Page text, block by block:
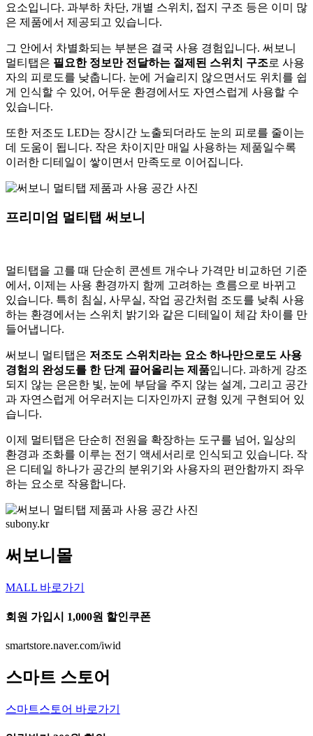
요소입니다. 과부하 차단, 개별 스위치, 접지 구조 등은 이미 많
은 제품에서 제공되고 있습니다.
그 안에서 차별화되는 부분은 결국 사용 경험입니다. 써보니
멀티탭은 필요한 정보만 전달하는 절제된 스위치 구조로 사용
자의 피로도를 낮춥니다. 눈에 거슬리지 않으면서도 위치를 쉽
게 인식할 수 있어, 어두운 환경에서도 자연스럽게 사용할 수
있습니다.
또한 저조도 LED는 장시간 노출되더라도 눈의 피로를 줄이는
데 도움이 됩니다. 작은 차이지만 매일 사용하는 제품일수록
이러한 디테일이 쌓이면서 만족도로 이어집니다.
프리미엄 멀티탭 써보니
멀티탭을 고를 때 단순히 콘센트 개수나 가격만 비교하던 기준
에서, 이제는 사용 환경까지 함께 고려하는 흐름으로 바뀌고
있습니다. 특히 침실, 사무실, 작업 공간처럼 조도를 낮춰 사용
하는 환경에서는 스위치 밝기와 같은 디테일이 체감 차이를 만
들어냅니다.
써보니 멀티탭은 저조도 스위치라는 요소 하나만으로도 사용
경험의 완성도를 한 단계 끌어올리는 제품입니다. 과하게 강조
되지 않는 은은한 빛, 눈에 부담을 주지 않는 설계, 그리고 공간
과 자연스럽게 어우러지는 디자인까지 균형 있게 구현되어 있
습니다.
이제 멀티탭은 단순히 전원을 확장하는 도구를 넘어, 일상의
환경과 조화를 이루는 전기 액세서리로 인식되고 있습니다. 작
은 디테일 하나가 공간의 분위기와 사용자의 편안함까지 좌우
하는 요소로 작용합니다.
subony.kr
써보니몰
MALL 바로가기
회원 가입시 1,000원 할인쿠폰
smartstore.naver.com/iwid
스마트 스토어
스마트스토어 바로가기